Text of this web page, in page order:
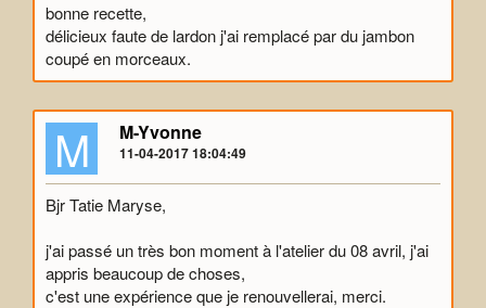
bonne recette,
délicieux faute de lardon j'ai remplacé par du jambon
coupé en morceaux.
M M-Yvonne
11-04-2017 18:04:49
Bjr Tatie Maryse,
j'ai passé un très bon moment à l'atelier du 08 avril, j'ai
appris beaucoup de choses,
c'est une expérience que je renouvellerai, merci.